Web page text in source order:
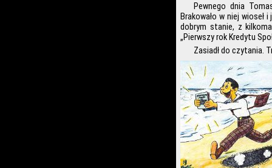
Pewnego dnia
Brakowało w niej wioseł
dobrym stanie, z
„Pierwszy rok Kredytu
Zasiadł do czytania.